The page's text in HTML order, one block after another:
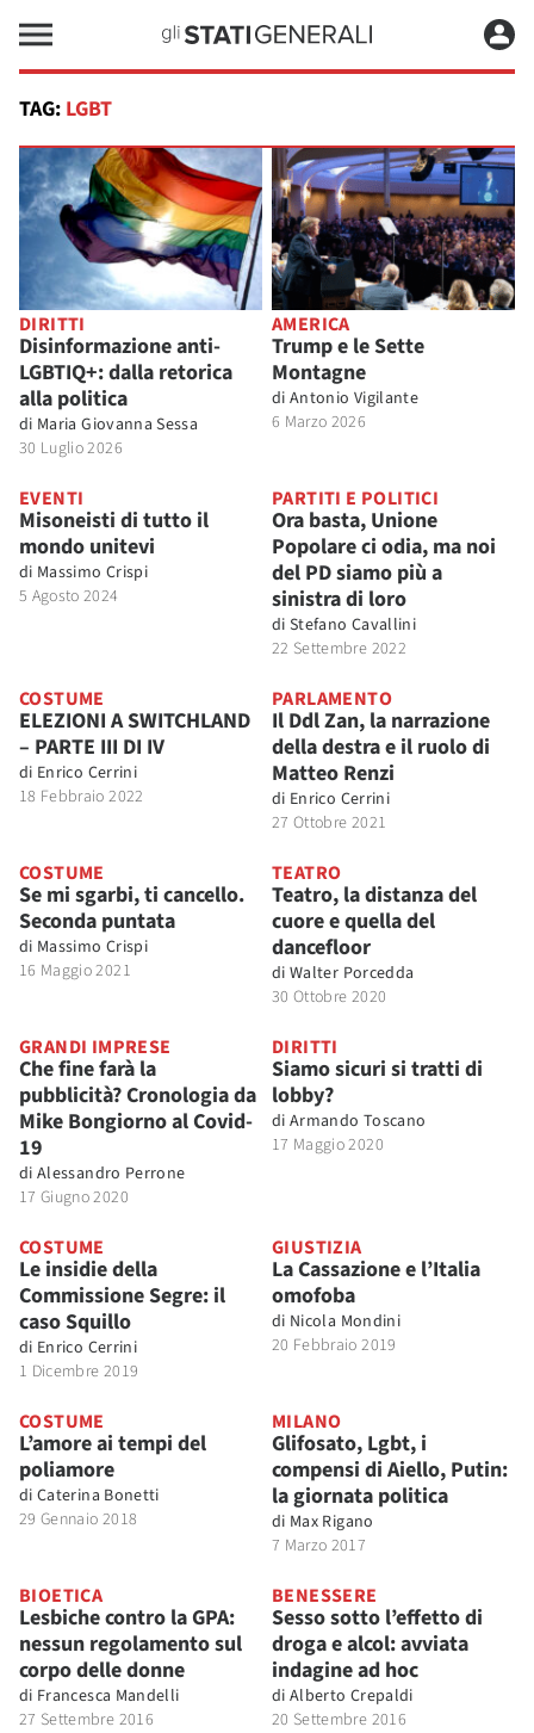
TAG: LGBT
DIRITTI
Disinformazione anti-
LGBTIQ+: dalla retorica
alla politica
di Maria Giovanna Sessa
30 Luglio 2026
AMERICA
Trump e le Sette
Montagne
di Antonio Vigilante
6 Marzo 2026
EVENTI
Misoneisti di tutto il
mondo unitevi
di Massimo Crispi
5 Agosto 2024
PARTITI E POLITICI
Ora basta, Unione
Popolare ci odia, ma noi
del PD siamo più a
sinistra di loro
di Stefano Cavallini
22 Settembre 2022
COSTUME
ELEZIONI A SWITCHLAND
– PARTE III DI IV
di Enrico Cerrini
18 Febbraio 2022
PARLAMENTO
Il Ddl Zan, la narrazione
della destra e il ruolo di
Matteo Renzi
di Enrico Cerrini
27 Ottobre 2021
COSTUME
Se mi sgarbi, ti cancello.
Seconda puntata
di Massimo Crispi
16 Maggio 2021
TEATRO
Teatro, la distanza del
cuore e quella del
dancefloor
di Walter Porcedda
30 Ottobre 2020
GRANDI IMPRESE
Che fine farà la
pubblicità? Cronologia da
Mike Bongiorno al Covid-
19
di Alessandro Perrone
17 Giugno 2020
DIRITTI
Siamo sicuri si tratti di
lobby?
di Armando Toscano
17 Maggio 2020
COSTUME
Le insidie della
Commissione Segre: il
caso Squillo
di Enrico Cerrini
1 Dicembre 2019
GIUSTIZIA
La Cassazione e l’Italia
omofoba
di Nicola Mondini
20 Febbraio 2019
COSTUME
L’amore ai tempi del
poliamore
di Caterina Bonetti
29 Gennaio 2018
MILANO
Glifosato, Lgbt, i
compensi di Aiello, Putin:
la giornata politica
di Max Rigano
7 Marzo 2017
BIOETICA
Lesbiche contro la GPA:
nessun regolamento sul
corpo delle donne
di Francesca Mandelli
27 Settembre 2016
BENESSERE
Sesso sotto l’effetto di
droga e alcol: avviata
indagine ad hoc
di Alberto Crepaldi
20 Settembre 2016